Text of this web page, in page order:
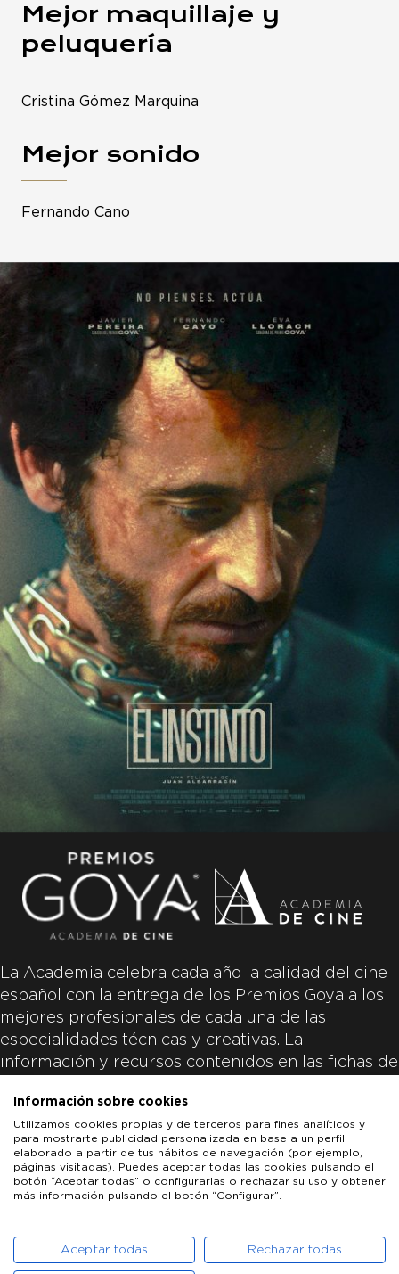
Mejor maquillaje y
peluquería
Cristina Gómez Marquina
Mejor sonido
Fernando Cano
La Academia celebra cada año la calidad del cine
español con la entrega de los Premios Goya a los
mejores profesionales de cada una de las
especialidades técnicas y creativas. La
información y recursos contenidos en las fichas de
productoras de las películas y responsabilidad
única y exclusiva de las mismas.
ACADEMIA DE CINE
PATROCINADORES PRENSA CONTACTO
Información sobre cookies
Utilizamos cookies propias y de terceros para fines analíticos y
para mostrarte publicidad personalizada en base a un perfil
elaborado a partir de tus hábitos de navegación (por ejemplo,
páginas visitadas). Puedes aceptar todas las cookies pulsando el
botón “Aceptar todas” o configurarlas o rechazar su uso y obtener
más información pulsando el botón “Configurar”.
Aceptar todas Rechazar todas